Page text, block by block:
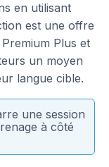
en utilisant
est une offre
Plus et
un moyen
langue cible.
une session
à côté